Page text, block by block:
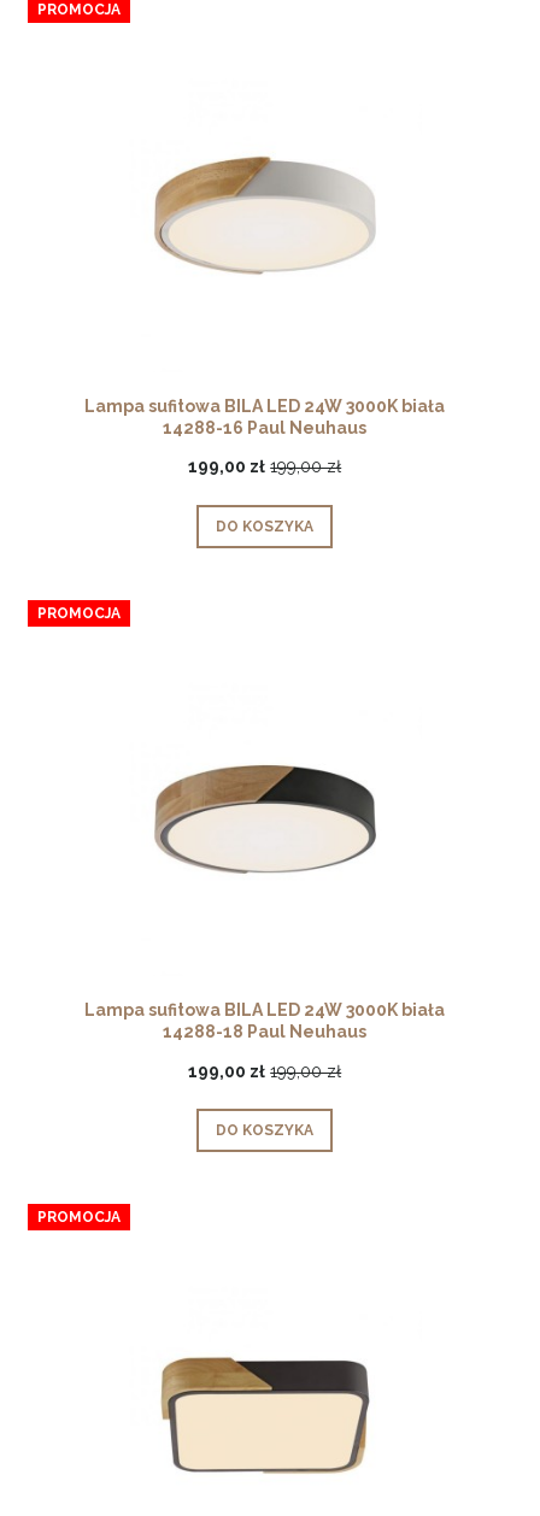
Lampa sufitowa BILA LED 24W 3000K biała
14288-16 Paul Neuhaus
199,00 zł 199,00 zł
DO KOSZYKA
PROMOCJA
Lampa sufitowa BILA LED 24W 3000K biała
14288-18 Paul Neuhaus
199,00 zł 199,00 zł
DO KOSZYKA
PROMOCJA
PROMOCJA